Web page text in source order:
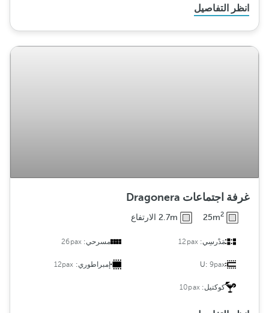
انظر التفاصيل
غرفة اجتماعات Dragonera
25m2 2.7m الارتفاع
مَدْرسِي:12pax مسرحي:26pax
U: 9pax إمبراطوري: 12pax
كوكتيل:10pax